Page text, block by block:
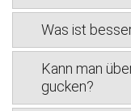
Was ist
Kann man
gucken?